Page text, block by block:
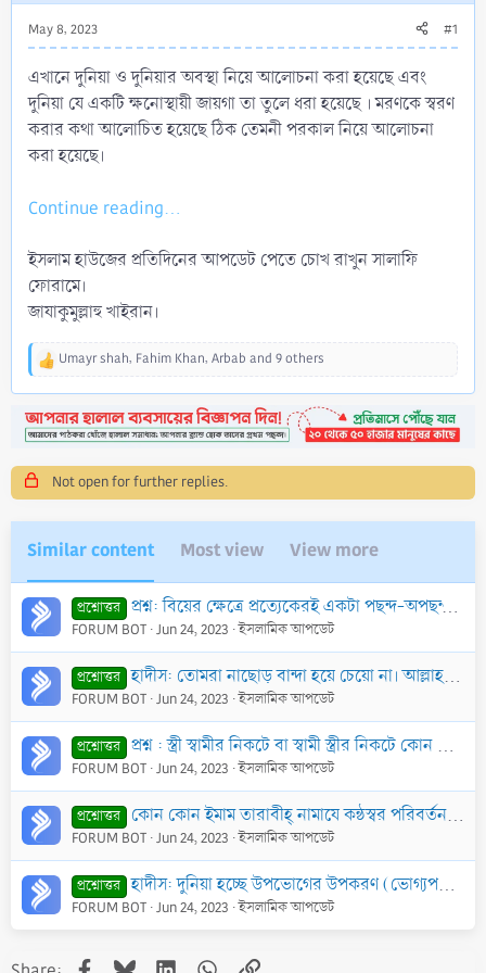
May 8, 2023 #1
এখানে দুনিয়া ও দুনিয়ার অবস্থা নিয়ে আলোচনা করা হয়েছে এবং
দুনিয়া যে একটি ক্ষনোস্থায়ী জায়গা তা তুলে ধরা হয়েছে । মরণকে স্বরণ
করার কথা আলোচিত হয়েছে ঠিক তেমনী পরকাল নিয়ে আলোচনা
করা হয়েছে।
Continue reading...
ইসলাম হাউজের প্রতিদিনের আপডেট পেতে চোখ রাখুন সালাফি
ফোরামে।
জাযাকুমুল্লাহু খাইরান।
R
c
t
i
o
n
s
:
Umayr shah, Fahim Khan, Arbab and 9 others
Not open for further replies.
Similar content Most view View more
প্রশ্নোত্তর প্রশ্ন: বিয়ের ক্ষেত্রে প্রত্যেকেরই একটা পছন্দ-অপছন্দ থাকে এবং অনেক সময় পছন্দ না হলে বিয়ের পর হয়ত ফিতনা হতে পারে। তাহলে বাবা মা কি ছেলে বা মেয়ে কে নির্
FORUM BOT Jun 24, 2023 ইসলামিক আপডেট
প্রশ্নোত্তর হাদীস: তোমরা নাছোড় বান্দা হয়ে চেয়ো না। আল্লাহর কসম! তোমাদের মধ্যে যে কেউ আমার নিকট কোনো কিছু চায়, অতঃপর তার চাওয়া আমার অপছন্দ সত্ত্বেও আমার কাছ থেকে ক
FORUM BOT Jun 24, 2023 ইসলামিক আপডেট
প্রশ্নোত্তর প্রশ্ন : স্ত্রী স্বামীর নিকটে বা স্বামী স্ত্রীর নিকটে কোন কাজের ব্যাপারে কৈফিয়ত চাইতে পারে কি? বিশেষত তাদের কেউ যদি অপরের অপছন্দের কাজ করে থাকে?
FORUM BOT Jun 24, 2023 ইসলামিক আপডেট
প্রশ্নোত্তর কোন কোন ইমাম তারাবীহ্‌ নামাযে কন্ঠস্বর পরিবর্তন করে মানুষের অন্তর নরম ও তাদের মধ্যে প্রভাব ফেলার চেষ্টা করে। কোন কোন মানুষ এটাকে অপছন্দ করে। আল্লাহ্‌
FORUM BOT Jun 24, 2023 ইসলামিক আপডেট
প্রশ্নোত্তর হাদীস: দুনিয়া হচ্ছে উপভোগের উপকরণ (ভোগ্যপণ্য) এবং দুনিয়ার উত্তম উপভোগ্য উপকরণ পুণ্যবতী নারী।
FORUM BOT Jun 24, 2023 ইসলামিক আপডেট
Facebook
BlueskyLinkedInWhatsApp
Link